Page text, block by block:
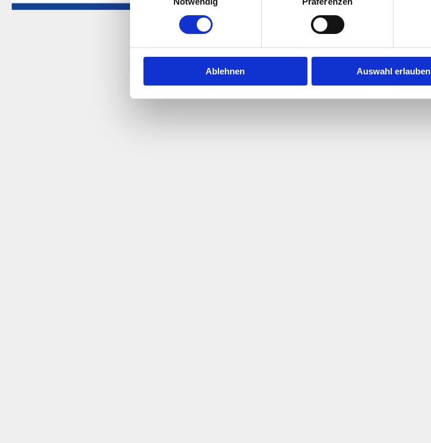
Ablehnen Auswahl erlauben
Saarländische Pflegegesellschaft e.V. |